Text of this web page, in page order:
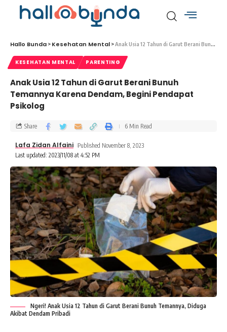
Hallo Bunda > Kesehatan Mental >Anak Usia 12 Tahun di Garut Berani Bunuh Temannya Karena Dendam, Begini Pendapat Psikolog
KESEHATAN MENTAL PARENTING
Anak Usia 12 Tahun di Garut Berani Bunuh
Temannya Karena Dendam, Begini Pendapat
Psikolog
Last updated: 2023/11/08 at 4:52 PM
Lafa Zidan Alfaini Published November 8, 2023
Share 6 Min Read
Ngeri! Anak Usia 12 Tahun di Garut Berani Bunuh Temannya, Diduga
Akibat Dendam Pribadi